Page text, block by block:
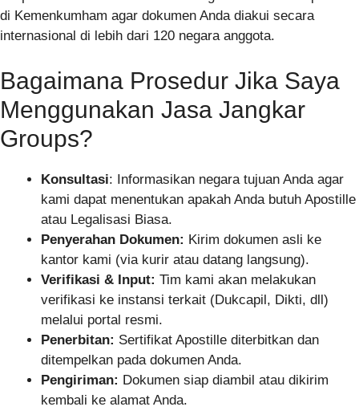
di Kemenkumham agar dokumen Anda diakui secara
internasional di lebih dari 120 negara anggota.
Bagaimana Prosedur Jika Saya
Menggunakan Jasa Jangkar
Groups?
Konsultasi: Informasikan negara tujuan Anda agar
kami dapat menentukan apakah Anda butuh Apostille
atau Legalisasi Biasa.
Penyerahan Dokumen: Kirim dokumen asli ke
kantor kami (via kurir atau datang langsung).
Verifikasi & Input: Tim kami akan melakukan
verifikasi ke instansi terkait (Dukcapil, Dikti, dll)
melalui portal resmi.
Penerbitan: Sertifikat Apostille diterbitkan dan
ditempelkan pada dokumen Anda.
Pengiriman: Dokumen siap diambil atau dikirim
kembali ke alamat Anda.